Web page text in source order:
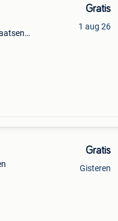
Gratis
1 aug 26
Gratis
Gisteren